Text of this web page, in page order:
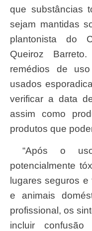
que substâncias
sejam mantidas
plantonista do
Queiroz
remédios de
usados
verificar a data
assim como
produtos que
“Após o uso de qualquer produto
potencialmente
lugares seguros
e animais
profissional, os
incluir